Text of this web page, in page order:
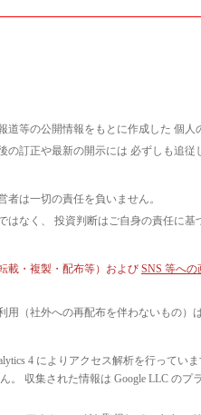
等の公開情報をもとに作成した 個
訂正や最新の開示には 必ずしも追従
は一切の責任を負いません。
なく、 投資判断はご自身の責任に基
載・複製・配布等）および SNS 等へ
（社外への再配布を伴わないもの）
4 によりアクセス解析を行って
。 収集された情報は Google LLC の